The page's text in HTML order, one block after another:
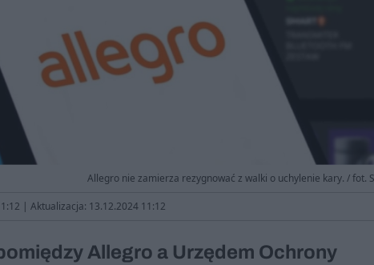
Allegro nie zamierza rezygnować z walki o uchylenie kary. / fot.
| Aktualizacja: 13.12.2024 11:12
Allegro a Urzędem Ochrony